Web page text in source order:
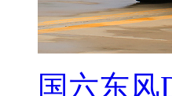
国六东风